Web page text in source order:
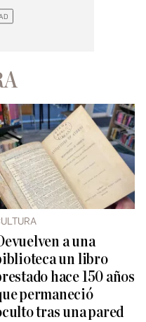
a una
un libro
hace 150 años
permaneció
tras una pared